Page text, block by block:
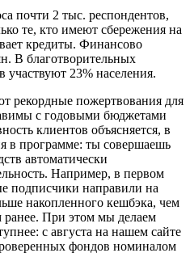
почти 2 тыс. респондентов,
те, кто имеют сбережения на
кредиты. Финансово
В благотворительных
участвуют 23% населения.
рекордные пожертвования для
с годовыми бюджетами
клиентов объясняется, в
в программе: ты совершаешь
автоматически
Например, в первом
подписчики направили на
накопленного кешбэка, чем
ранее. При этом мы делаем
с августа на нашем сайте
фондов номиналом